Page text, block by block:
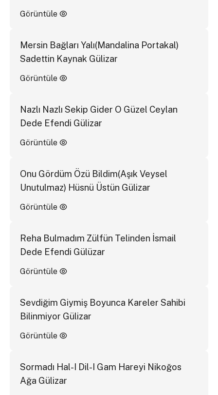
Görüntüle
Mersin Bağları Yalı(Mandalina Portakal)
Sadettin Kaynak Gülizar
Görüntüle
Nazlı Nazlı Sekip Gider O Güzel Ceylan
Dede Efendi Gülizar
Görüntüle
Onu Gördüm Özü Bildim(Aşık Veysel
Unutulmaz) Hüsnü Üstün Gülizar
Görüntüle
Reha Bulmadım Zülfün Telinden İsmail
Dede Efendi Gülüzar
Görüntüle
Sevdiğim Giymiş Boyunca Kareler Sahibi
Bilinmiyor Gülizar
Görüntüle
Sormadı Hal-I Dil-I Gam Hareyi Nikoğos
Ağa Gülizar